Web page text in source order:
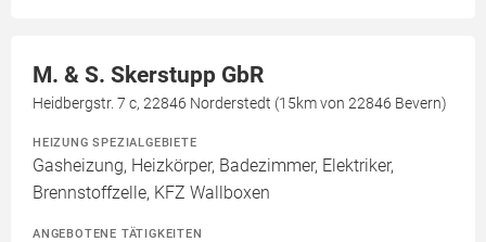
M. & S. Skerstupp GbR
Heidbergstr. 7 c, 22846 Norderstedt (15km von 22846 Bevern)
HEIZUNG SPEZIALGEBIETE
Gasheizung, Heizkörper, Badezimmer, Elektriker,
Brennstoffzelle, KFZ Wallboxen
ANGEBOTENE TÄTIGKEITEN